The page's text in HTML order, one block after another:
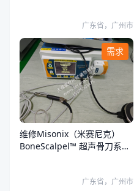
广东省，广州市
需求
维修Misonix（米赛尼克）
BoneScalpel™ 超声骨刀系统
广东省，广州市